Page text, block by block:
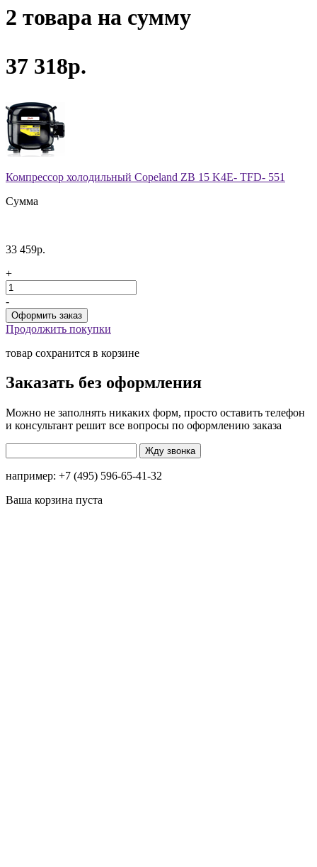
2 товара на сумму
37 318р.
Компрессор холодильный Copeland ZB 15 K4E- TFD- 551
Сумма
33 459р.
+
-
Продолжить покупки
товар сохранится в корзине
Заказать без оформления
Можно не заполнять никаких форм, просто оставить телефон
и консультант решит все вопросы по оформлению заказа
например: +7 (495) 596-65-41-32
Ваша корзина пуста